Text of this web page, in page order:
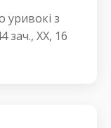
уривокі з
зач., XX, 16